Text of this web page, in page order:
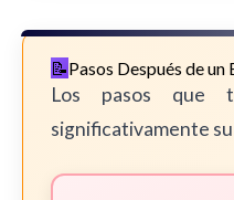
Pasos Después de
Los pasos que
significativamente su